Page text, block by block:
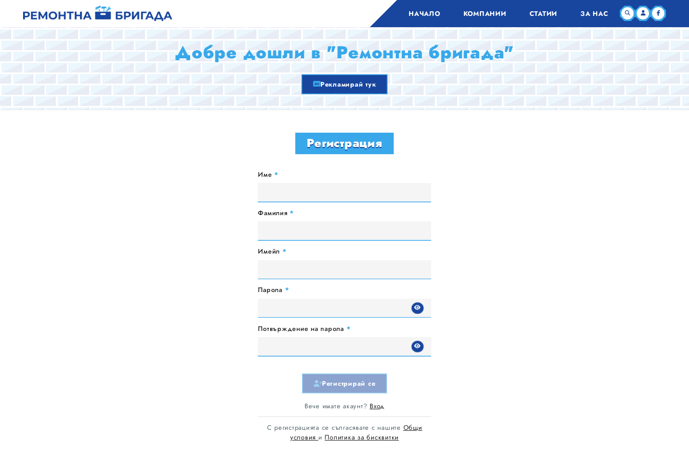
НАЧАЛО КОМПАНИИ СТАТИИ ЗА НАС
Добре дошли в "Ремонтна бригада"
Рекламирай тук
Регистрация
Име*
Фамилия*
Имейл *
Парола *
Потвърждение на парола *
Регистрирай се
Вече имате акаунт? Вход
С регистрацията се сългасявате с нашите Общи
условия и Политика за бисквитки